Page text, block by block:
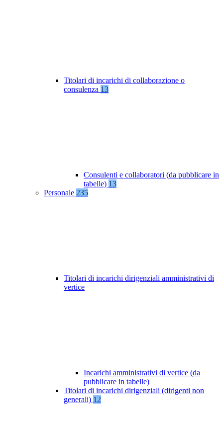
Titolari di incarichi di collaborazione o
consulenza 13
Consulenti e collaboratori (da pubblicare in
tabelle) 13
Personale 235
Titolari di incarichi dirigenziali amministrativi di
vertice
Incarichi amministrativi di vertice (da
pubblicare in tabelle)
Titolari di incarichi dirigenziali (dirigenti non
generali) 12